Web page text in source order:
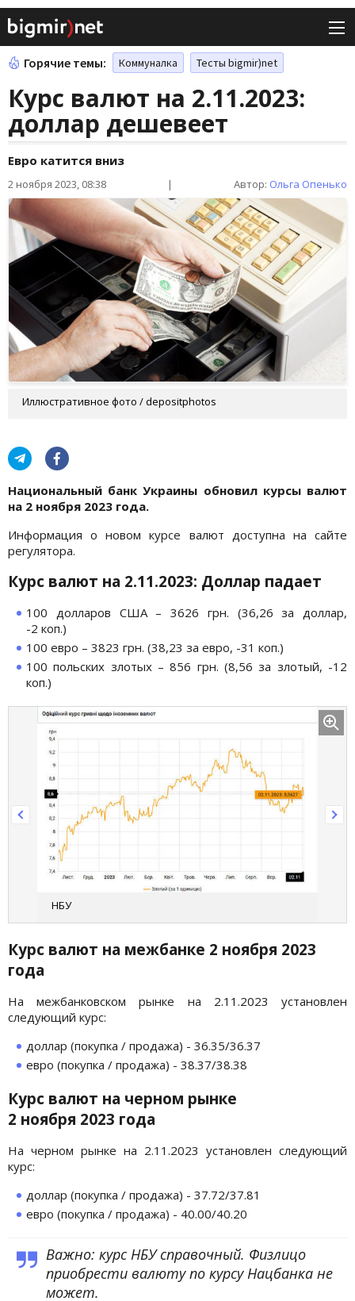
Горячие темы: Коммуналка Тесты bigmir)net
Курс валют на 2.11.2023:
доллар дешевеет
Евро катится вниз
2 ноября 2023, 08:38 | Автор: Ольга Опенько
Иллюстративное фото / depositphotos
Национальный банк Украины обновил курсы валют
на 2 ноября 2023 года.
Информация о новом курсе валют доступна на сайте
регулятора.
Курс валют на 2.11.2023: Доллар падает
100 долларов США – 3626 грн. (36,26 за доллар,
-2 коп.)
100 евро – 3823 грн. (38,23 за евро, -31 коп.)
100 польских злотых – 856 грн. (8,56 за злотый, -12
коп.)
НБУ
Курс валют на межбанке 2 ноября 2023
года
На межбанковском рынке на 2.11.2023 установлен
следующий курс:
доллар (покупка / продажа) - 36.35/36.37
евро (покупка / продажа) - 38.37/38.38
Курс валют на черном рынке
2 ноября 2023 года
На черном рынке на 2.11.2023 установлен следующий
курс:
доллар (покупка / продажа) - 37.72/37.81
евро (покупка / продажа) - 40.00/40.20
Важно: курс НБУ справочный. Физлицо
приобрести валюту по курсу Нацбанка не
может.